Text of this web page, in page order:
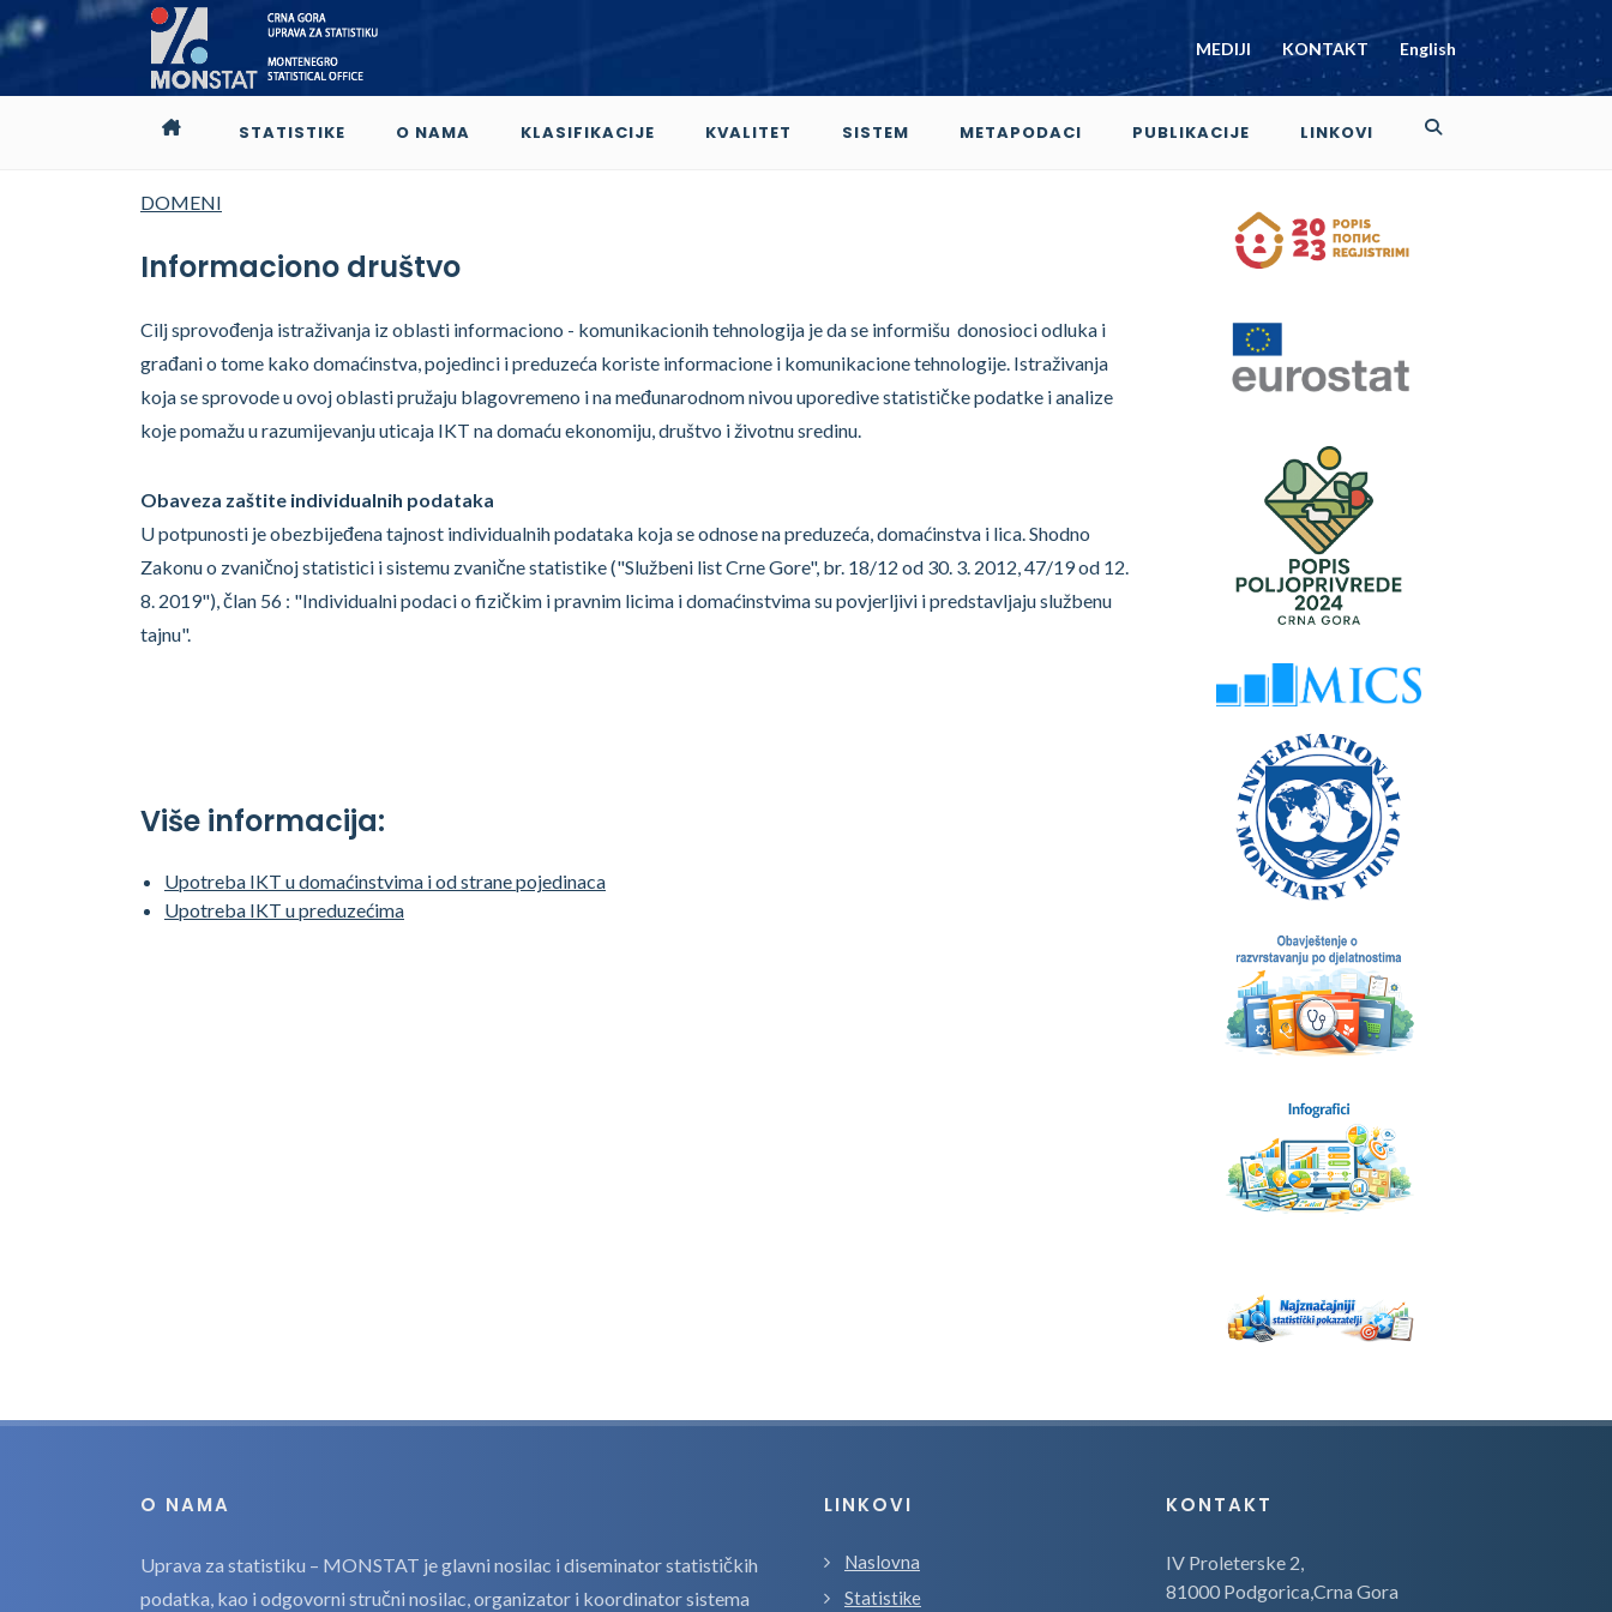
MEDIJI KONTAKT English
STATISTIKE O NAMA KLASIFIKACIJE KVALITET SISTEM METAPODACI PUBLIKACIJE LINKOVI
DOMENI
Informaciono društvo
Cilj sprovođenja istraživanja iz oblasti informaciono - komunikacionih tehnologija je da se informišu donosioci odluka i
građani o tome kako domaćinstva, pojedinci i preduzeća koriste informacione i komunikacione tehnologije. Istraživanja
koja se sprovode u ovoj oblasti pružaju blagovremeno i na međunarodnom nivou uporedive statističke podatke i analize
koje pomažu u razumijevanju uticaja IKT na domaću ekonomiju, društvo i životnu sredinu.
Obaveza zaštite individualnih podataka
U potpunosti je obezbijeđena tajnost individualnih podataka koja se odnose na preduzeća, domaćinstva i lica. Shodno
Zakonu o zvaničnoj statistici i sistemu zvanične statistike ("Službeni list Crne Gore", br. 18/12 od 30. 3. 2012, 47/19 od 12.
8. 2019"), član 56 : "Individualni podaci o fizičkim i pravnim licima i domaćinstvima su povjerljivi i predstavljaju službenu
tajnu".
Više informacija:
Upotreba IKT u domaćinstvima i od strane pojedinaca
Upotreba IKT u preduzećima
O NAMA
Uprava za statistiku – MONSTAT je glavni nosilac i diseminator statističkih
podatka, kao i odgovorni stručni nosilac, organizator i koordinator sistema
LINKOVI
Naslovna
Statistike
KONTAKT
IV Proleterske 2,
81000 Podgorica,Crna Gora